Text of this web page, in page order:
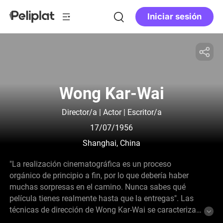
Iniciar sesión
Wong Kar-Wai
Director/a | Actor | Escritor/a
17/07/1956
Shanghai, China
"La realización cinematográfica es un proceso
orgánico de principio a fin, por lo que debería haber
muchas sorpresas en el camino. Nunca sabes qué
película tienes realmente hasta que la entregas". Las
técnicas de dirección de Wong Kar-Wai se caracterizan